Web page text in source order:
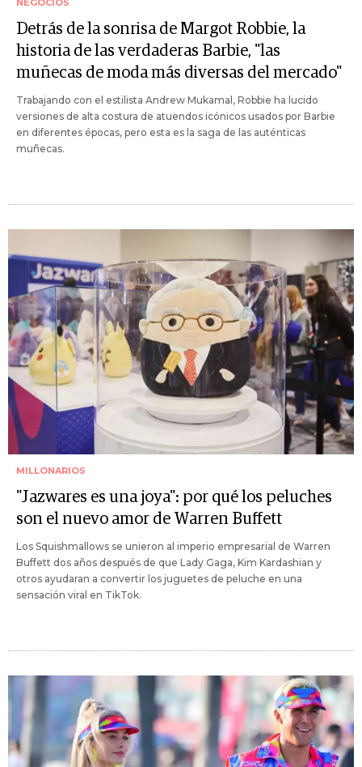
NEGOCIOS
Detrás de la sonrisa de Margot Robbie, la
historia de las verdaderas Barbie, "las
muñecas de moda más diversas del mercado"
Trabajando con el estilista Andrew Mukamal, Robbie ha lucido
versiones de alta costura de atuendos icónicos usados por Barbie
en diferentes épocas, pero esta es la saga de las auténticas
muñecas.
MILLONARIOS
"Jazwares es una joya": por qué los peluches
son el nuevo amor de Warren Buffett
Los Squishmallows se unieron al imperio empresarial de Warren
Buffett dos años después de que Lady Gaga, Kim Kardashian y
otros ayudaran a convertir los juguetes de peluche en una
sensación viral en TikTok.